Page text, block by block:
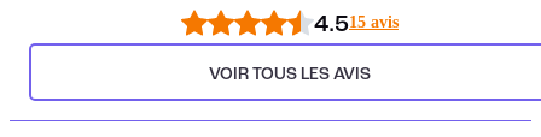
4.515 avis
VOIR TOUS LES AVIS